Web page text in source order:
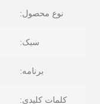
نوع محصول:
سبک:
برنامه:
کلمات کلیدی: